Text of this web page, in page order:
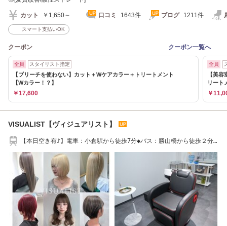
カット ￥1,650～ 口コミ 1643件 ブログ 1211件
スマート支払いOK
クーポン クーポン一覧へ
全員 スタイリスト指定
【ブリーチを使わない】カット＋Wケアカラー＋トリートメント
【Wカラー！？】
￥17,600
全員
【美
リート
￥
VISUALIST【ヴィジュアリスト】
【本日空き有♪】電車：小倉駅から徒歩7分◆バス：勝山橋から徒歩２分◆